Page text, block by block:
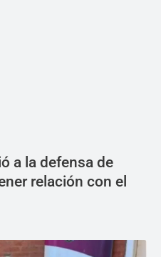
a la defensa de
relación con el